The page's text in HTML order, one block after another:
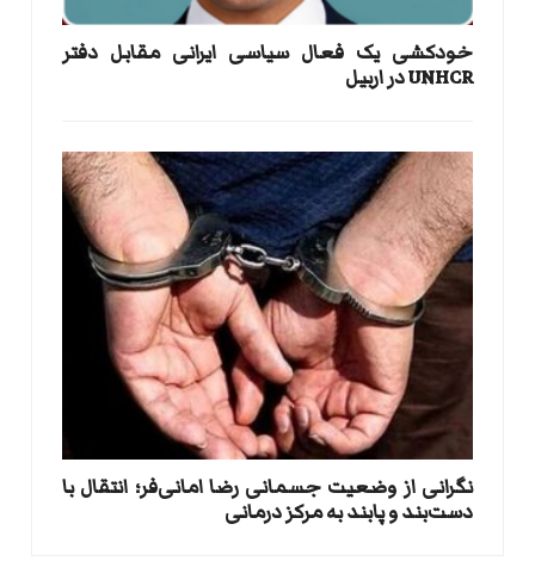
خودکشی یک فعال سیاسی ایرانی مقابل دفتر
UNHCR در اربیل
نگرانی از وضعیت جسمانی رضا امانی‌فر؛ انتقال با
دست‌بند و پابند به مرکز درمانی